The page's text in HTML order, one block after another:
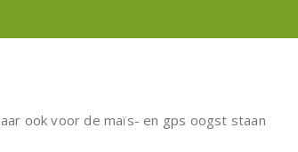
ook voor de maïs- en gps oogst staan